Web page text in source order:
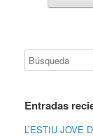
Entradas
L’ESTIU JOVE